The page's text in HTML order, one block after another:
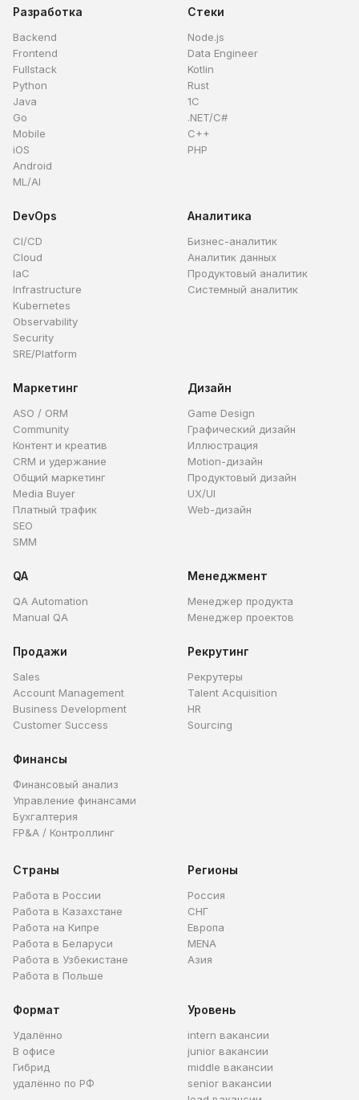
Разработка
Backend
Frontend
Fullstack
Python
Java
Go
Mobile
iOS
Android
ML/AI
Стеки
Node.js
Data Engineer
Kotlin
Rust
1C
.NET/C#
C++
PHP
DevOps
CI/CD
Cloud
IaC
Infrastructure
Kubernetes
Observability
Security
SRE/Platform
Аналитика
Бизнес-аналитик
Аналитик данных
Продуктовый аналитик
Системный аналитик
Маркетинг
ASO / ORM
Community
Контент и креатив
CRM и удержание
Общий маркетинг
Media Buyer
Платный трафик
SEO
SMM
Дизайн
Game Design
Графический дизайн
Иллюстрация
Motion-дизайн
Продуктовый дизайн
UX/UI
Web-дизайн
QA
QA Automation
Manual QA
Менеджмент
Менеджер продукта
Менеджер проектов
Продажи
Sales
Account Management
Business Development
Customer Success
Рекрутинг
Рекрутеры
Talent Acquisition
HR
Sourcing
Финансы
Финансовый анализ
Управление финансами
Бухгалтерия
FP&A / Контроллинг
Страны
Работа в России
Работа в Казахстане
Работа на Кипре
Работа в Беларуси
Работа в Узбекистане
Работа в Польше
Регионы
Россия
СНГ
Европа
MENA
Азия
Формат
Удалённо
В офисе
Гибрид
удалённо по РФ
Уровень
intern вакансии
junior вакансии
middle вакансии
senior вакансии